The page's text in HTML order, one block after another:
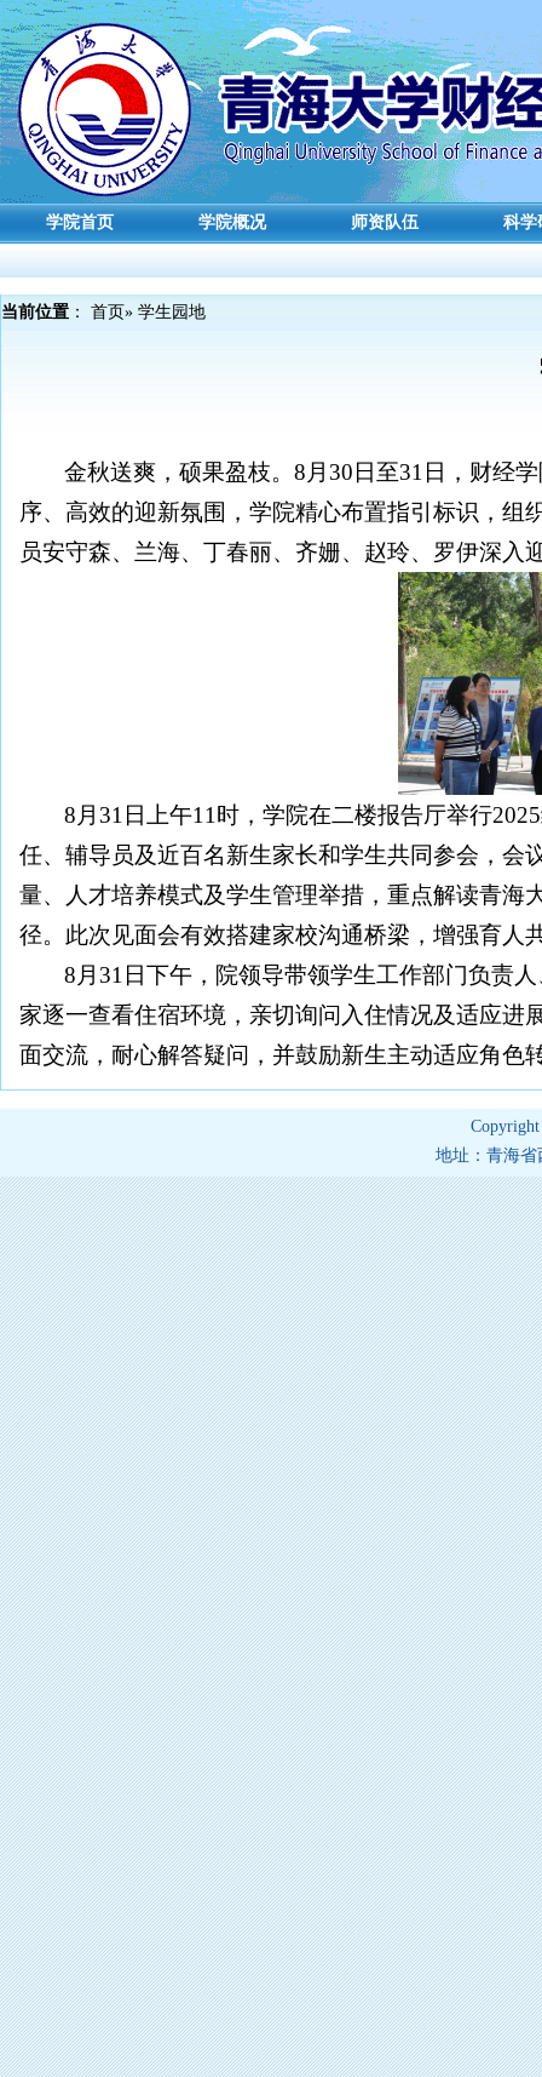
学院首页 学院概况 师资队伍 科学
当前位置 ： 首页» 学生园地
金秋送爽，硕果盈枝。8月30日至31日，财经
序、高效的迎新氛围，学院精心布置指引标识，
员安守森、兰海、丁春丽、齐姗、赵玲、罗伊深
8月31日上午11时，学院在二楼报告厅举行
任、辅导员及近百名新生家长和学生共同参会，会
量、人才培养模式及学生管理举措，重点解读青海
径。此次见面会有效搭建家校沟通桥梁，增强育人
8月31日下午，院领导带领学生工作部门负责
家逐一查看住宿环境，亲切询问入住情况及适应
面交流，耐心解答疑问，并鼓励新生主动适应角色
地址：青海省